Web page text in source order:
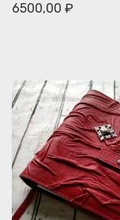
6500,00 ₽